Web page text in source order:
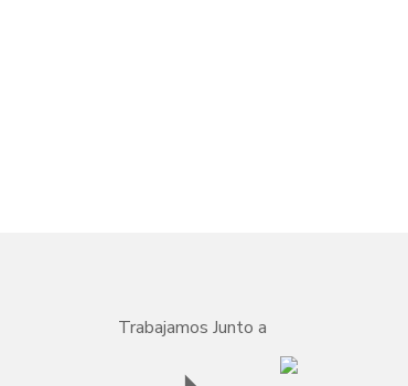
Trabajamos Junto a